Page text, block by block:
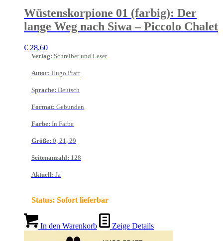
Wüstenskorpione 01 (farbig): Der
lange Weg nach Siwa – Piccolo Chalet
€ 28,60
Verlag: Schreiber und Leser
Autor: Hugo Pratt
Sprache: Deutsch
Format: Gebunden
Farbe: In Farbe
Größe: 0, 21, 29
Seitenanzahl: 128
Aktuell: Ja
Status: Sofort lieferbar
In den Warenkorb Zeige Details